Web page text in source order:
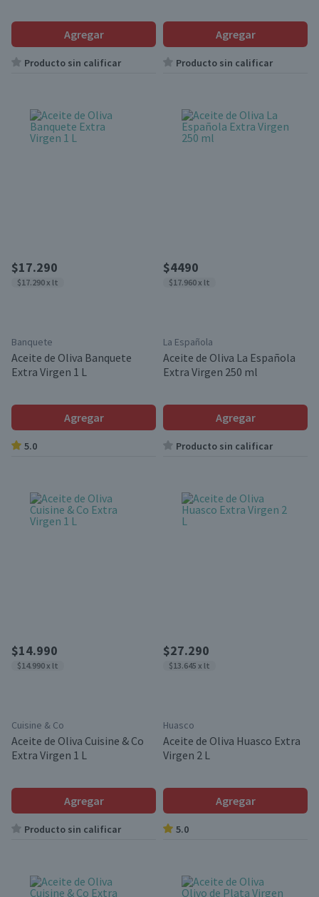
Agregar
Producto sin calificar
Agregar
Producto sin calificar
$17.290
$17.290 x lt
Banquete
Aceite de Oliva Banquete
Extra Virgen 1 L
Agregar
5.0
$4490
$17.960 x lt
La Española
Aceite de Oliva La Española
Extra Virgen 250 ml
Agregar
Producto sin calificar
$14.990
$14.990 x lt
Cuisine & Co
Aceite de Oliva Cuisine & Co
Extra Virgen 1 L
Agregar
Producto sin calificar
$27.290
$13.645 x lt
Huasco
Aceite de Oliva Huasco Extra
Virgen 2 L
Agregar
5.0